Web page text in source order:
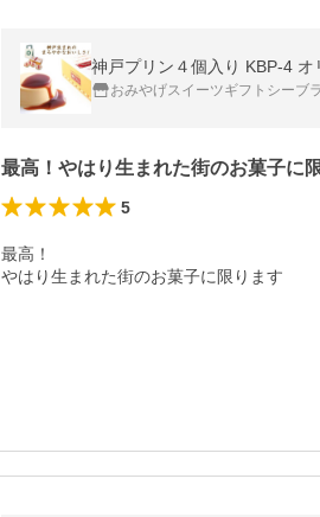
おみやげスイーツギフトシーブ
最高！やはり生まれた街のお菓子に
5
最高！
やはり生まれた街のお菓子に限ります